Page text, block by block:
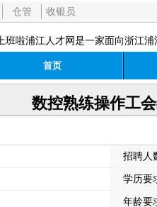
仓管 收银员
上班啦浦江人才网是一家面向浙江
首页
数控熟练操作工
招聘人
学历要
年龄要